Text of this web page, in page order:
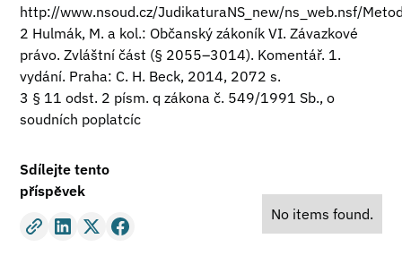
http://www.nsoud.cz/JudikaturaNS_new/ns_web.nsf/
2 Hulmák, M. a kol.: Občanský zákoník VI. Závazkové
právo. Zvláštní část (§ 2055–3014). Komentář. 1.
vydání. Praha: C. H. Beck, 2014, 2072 s.
3 § 11 odst. 2 písm. q zákona č. 549/1991 Sb., o
soudních poplatcíc
Sdílejte tento
příspěvek
No items found.